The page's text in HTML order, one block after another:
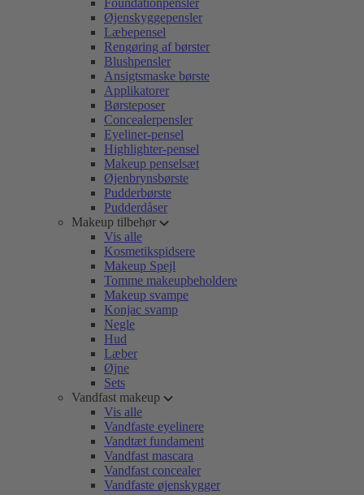
Foundationpensler
Øjenskyggepensler
Læbepensel
Rengøring af børster
Blushpensler
Ansigtsmaske børste
Applikatorer
Børsteposer
Concealerpensler
Eyeliner-pensel
Highlighter-pensel
Makeup penselsæt
Øjenbrynsbørste
Pudderbørste
Pudderdåser
Makeup tilbehør
Vis alle
Kosmetikspidsere
Makeup Spejl
Tomme makeupbeholdere
Makeup svampe
Konjac svamp
Negle
Hud
Læber
Øjne
Sets
Vandfast makeup
Vis alle
Vandfaste eyelinere
Vandtæt fundament
Vandfast mascara
Vandfast concealer
Vandfaste øjenskygger